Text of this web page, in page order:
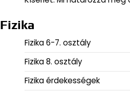
Fizika
Fizika 6-7. osztály
Fizika 8. osztály
Fizika érdekességek